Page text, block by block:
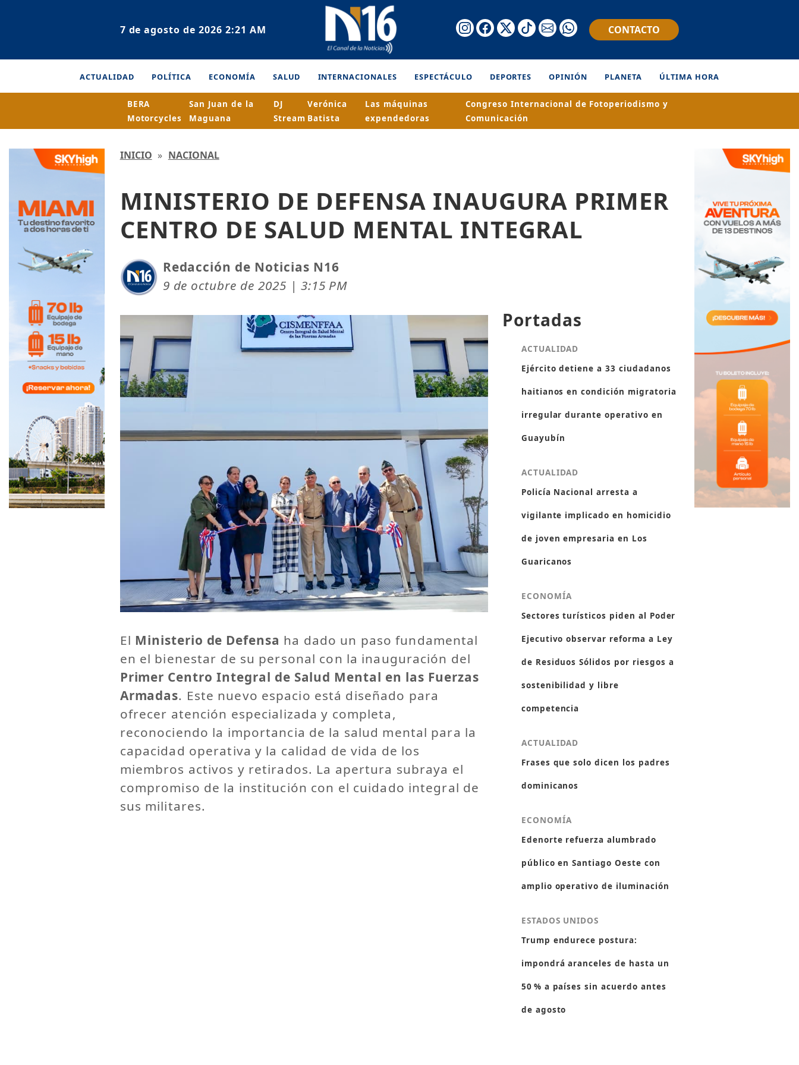
7 de agosto de 2026 2:21 AM CONTACTO
ACTUALIDAD POLÍTICA ECONOMÍA SALUD INTERNACIONALES ESPECTÁCULO DEPORTES OPINIÓN PLANETA ÚLTIMA HORA
BERA
Motorcycles
San Juan de la
Maguana
DJ
Stream
Verónica
Batista
Las máquinas
expendedoras
Congreso Internacional de Fotoperiodismo y
Comunicación
INICIO » NACIONAL
MINISTERIO DE DEFENSA INAUGURA PRIMER
CENTRO DE SALUD MENTAL INTEGRAL
Redacción de Noticias N16
9 de octubre de 2025 | 3:15 PM
El Ministerio de Defensa ha dado un paso fundamental
en el bienestar de su personal con la inauguración del
Primer Centro Integral de Salud Mental en las Fuerzas
Armadas. Este nuevo espacio está diseñado para
ofrecer atención especializada y completa,
reconociendo la importancia de la salud mental para la
capacidad operativa y la calidad de vida de los
miembros activos y retirados. La apertura subraya el
compromiso de la institución con el cuidado integral de
sus militares.
Portadas
ACTUALIDAD
Ejército detiene a 33 ciudadanos
haitianos en condición migratoria
irregular durante operativo en
Guayubín
ACTUALIDAD
Policía Nacional arresta a
vigilante implicado en homicidio
de joven empresaria en Los
Guaricanos
ECONOMÍA
Sectores turísticos piden al Poder
Ejecutivo observar reforma a Ley
de Residuos Sólidos por riesgos a
sostenibilidad y libre
competencia
ACTUALIDAD
Frases que solo dicen los padres
dominicanos
ECONOMÍA
Edenorte refuerza alumbrado
público en Santiago Oeste con
amplio operativo de iluminación
ESTADOS UNIDOS
Trump endurece postura:
impondrá aranceles de hasta un
50 % a países sin acuerdo antes
de agosto